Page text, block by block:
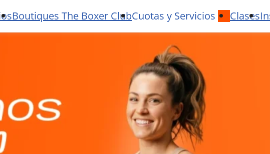
Boutiques The Boxer ClubCuotas y Servicios Clases